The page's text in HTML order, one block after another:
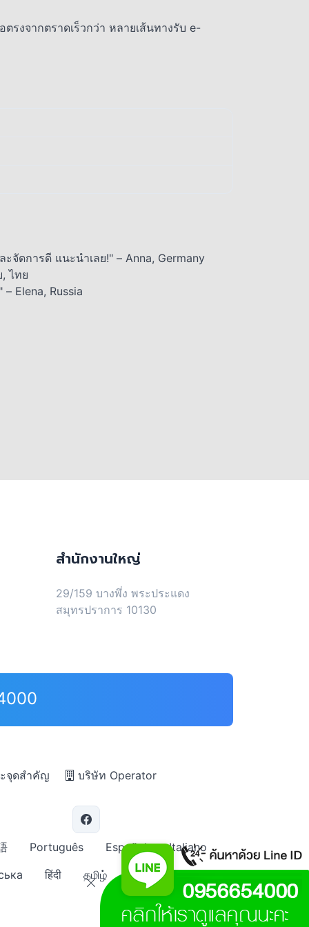
รงจากตราดเร็วกว่า หลายเส้นทางรับ e-
ดการดี แนะนำเลย!" – Anna, Germany
ไทย
Elena, Russia
สำนักงานใหญ่
29/159 บางพึ่ง พระประแดง
สมุทรปราการ 10130
จุดสำคัญ บริษัท Operator
Português Español
Italiano
हिंदी தமிழ்
คำถามที่พบบ่อย